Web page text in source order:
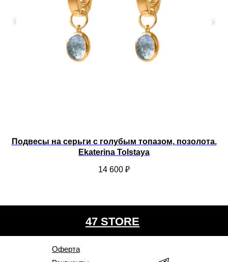
Подвесы на серьги с голубым топазом, позолота.
Ekaterina Tolstaya
14 600 ₽
Оферта
47 STORE